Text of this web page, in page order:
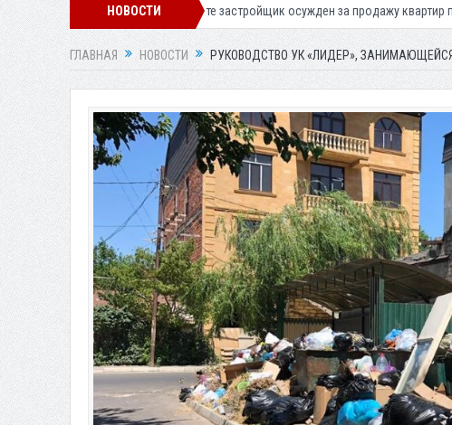
НОВОСТИ
В Дербенте застройщик осужден за продажу квартир подставным
ГЛАВНАЯ НОВОСТИ РУКОВОДСТВО УК «ЛИДЕР»,